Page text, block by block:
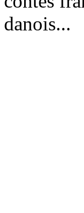
danois...